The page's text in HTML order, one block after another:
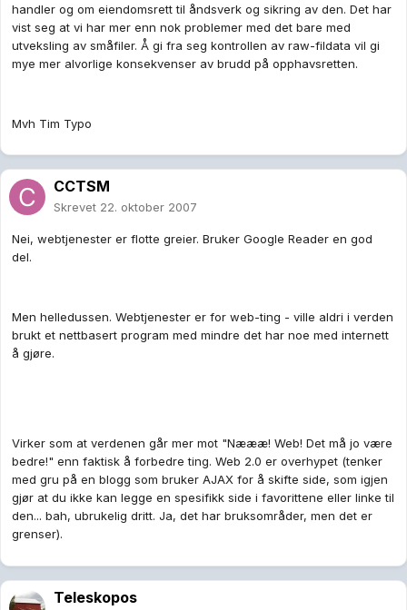
handler og om eiendomsrett til åndsverk og sikring av den. Det har
vist seg at vi har mer enn nok problemer med det bare med
utveksling av småfiler. Å gi fra seg kontrollen av raw-fildata vil gi
mye mer alvorlige konsekvenser av brudd på opphavsretten.
Mvh Tim Typo
CCTSM
Skrevet 22. oktober 2007
Nei, webtjenester er flotte greier. Bruker Google Reader en god
del.
Men helledussen. Webtjenester er for web-ting - ville aldri i verden
brukt et nettbasert program med mindre det har noe med internett
å gjøre.
Virker som at verdenen går mer mot "Næææ! Web! Det må jo være
bedre!" enn faktisk å forbedre ting. Web 2.0 er overhypet (tenker
med gru på en blogg som bruker AJAX for å skifte side, som igjen
gjør at du ikke kan legge en spesifikk side i favorittene eller linke til
den... bah, ubrukelig dritt. Ja, det har bruksområder, men det er
grenser).
Teleskopos